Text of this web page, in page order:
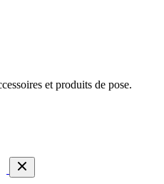
et produits de pose.